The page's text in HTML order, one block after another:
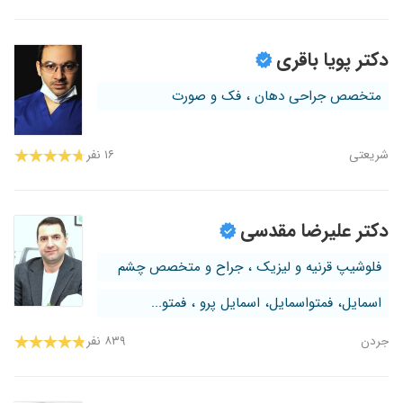
دکتر پویا باقری
متخصص جراحی دهان ، فک و صورت
شریعتی ۱۶ نفر
دکتر علیرضا مقدسی
فلوشیپ قرنیه و لیزیک ، جراح و متخصص چشم
اسمایل، فمتواسمایل، اسمایل پرو ، فمتو...
جردن ۸۳۹ نفر